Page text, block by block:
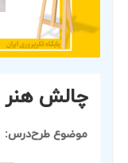
چالش هنر
موضوع طرح‌درس: